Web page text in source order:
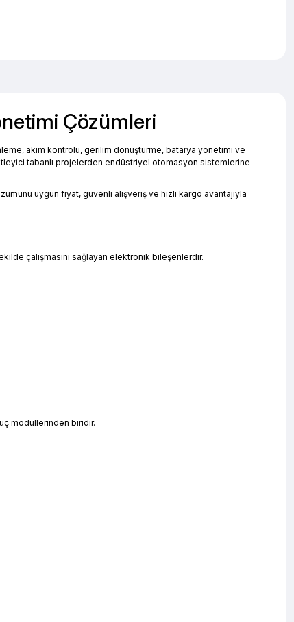
Çözümleri
akım kontrolü, gerilim dönüştürme, batarya yönetimi ve
tabanlı projelerden endüstriyel otomasyon sistemlerine
uygun fiyat, güvenli alışveriş ve hızlı kargo avantajıyla
çalışmasını sağlayan elektronik bileşenlerdir.
modüllerinden biridir.